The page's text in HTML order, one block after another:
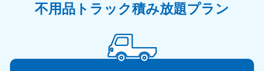
不用品トラック積み放題プラン